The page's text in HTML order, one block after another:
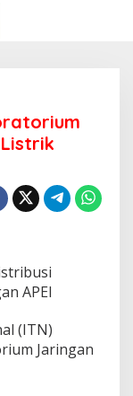
APEI
(ITN)
Jaringan